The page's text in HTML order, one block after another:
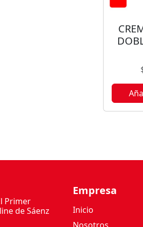
Primer
de Sáenz
Empresa
Inicio